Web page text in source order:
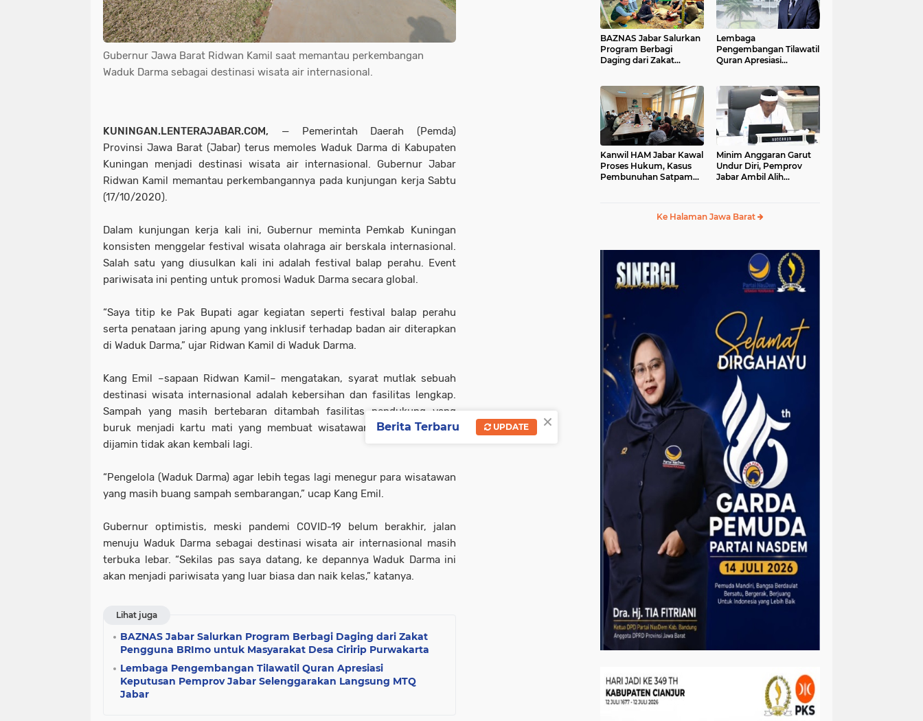
Gubernur Jawa Barat Ridwan Kamil saat memantau perkembangan
Waduk Darma sebagai destinasi wisata air internasional.
KUNINGAN.LENTERAJABAR.COM, — Pemerintah Daerah (Pemda)
Provinsi Jawa Barat (Jabar) terus memoles Waduk Darma di Kabupaten
Kuningan menjadi destinasi wisata air internasional. Gubernur Jabar
Ridwan Kamil memantau perkembangannya pada kunjungan kerja Sabtu
(17/10/2020).
Dalam kunjungan kerja kali ini, Gubernur meminta Pemkab Kuningan
konsisten menggelar festival wisata olahraga air berskala internasional.
Salah satu yang diusulkan kali ini adalah festival balap perahu. Event
pariwisata ini penting untuk promosi Waduk Darma secara global.
“Saya titip ke Pak Bupati agar kegiatan seperti festival balap perahu
serta penataan jaring apung yang inklusif terhadap badan air diterapkan
di Waduk Darma,” ujar Ridwan Kamil di Waduk Darma.
Kang Emil –sapaan Ridwan Kamil– mengatakan, syarat mutlak sebuah
destinasi wisata internasional adalah kebersihan dan fasilitas lengkap.
Sampah yang masih bertebaran ditambah fasilitas pendukung yang
buruk menjadi kartu mati yang membuat wisatawan tidak betah dan
dijamin tidak akan kembali lagi.
“Pengelola (Waduk Darma) agar lebih tegas lagi menegur para wisatawan
yang masih buang sampah sembarangan,” ucap Kang Emil.
Gubernur optimistis, meski pandemi COVID-19 belum berakhir, jalan
menuju Waduk Darma sebagai destinasi wisata air internasional masih
terbuka lebar. “Sekilas pas saya datang, ke depannya Waduk Darma ini
akan menjadi pariwisata yang luar biasa dan naik kelas,” katanya.
Lihat juga
BAZNAS Jabar Salurkan Program Berbagi Daging dari Zakat
Pengguna BRImo untuk Masyarakat Desa Ciririp Purwakarta
Lembaga Pengembangan Tilawatil Quran Apresiasi
Keputusan Pemprov Jabar Selenggarakan Langsung MTQ
Jabar
BAZNAS Jabar Salurkan
Program Berbagi
Daging dari Zakat
Purwakarta
Lembaga
Pengembangan Tilawatil
Quran Apresiasi
Langsung MTQ Jabar
Kanwil HAM Jabar Kawal
Proses Hukum, Kasus
Pembunuhan Satpam
Minim Anggaran Garut
Undur Diri, Pemprov
Jabar Ambil Alih
Ke Halaman Jawa Barat
×
Berita Terbaru UPDATE